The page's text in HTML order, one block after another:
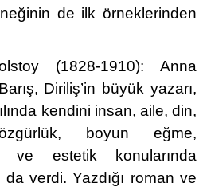
de ilk örneklerinden
(1828-1910): Anna
Diriliş’in büyük yazarı,
kendini insan, aile, din,
boyun eğme,
ve estetik konularında
da verdi. Yazdığı roman ve